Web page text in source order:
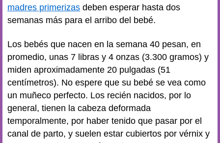
madres primerizas deben esperar hasta dos
semanas más para el arribo del bebé.
Los bebés que nacen en la semana 40 pesan, en
promedio, unas 7 libras y 4 onzas (3.300 gramos) y
miden aproximadamente 20 pulgadas (51
centímetros). No espere que su bebé se vea como
un muñeco perfecto. Los recién nacidos, por lo
general, tienen la cabeza deformada
temporalmente, por haber tenido que pasar por el
canal de parto, y suelen estar cubiertos por vérnix y